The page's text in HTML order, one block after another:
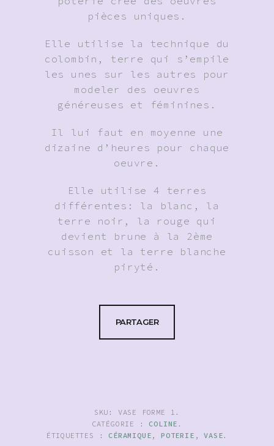
pièces uniques.
Elle utilise la technique du
colombin, terre qui s’empile
les unes sur les autres pour
modeler des oeuvres
généreuses et féminines.
Il lui faut en moyenne une
dizaine d’heures pour chaque
oeuvre.
Elle utilise 4 terres
différentes: la blanc, la
terre noir, la rouge qui
devient brune à la 2ème
cuisson et la terre blanche
piryté.
PARTAGER
SKU: VASE FORME 1 .
CATÉGORIE : COLINE .
ÉTIQUETTES : CÉRAMIQUE , POTERIE ,VASE .